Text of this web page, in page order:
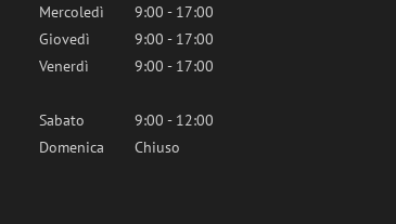
Mercoledì
9:00 - 17:00
Giovedì
9:00 - 17:00
Venerdì
9:00 - 17:00
Sabato
9:00 - 12:00
Domenica
Chiuso